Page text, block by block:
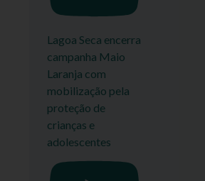
Lagoa Seca encerra
campanha Maio
Laranja com
mobilização pela
proteção de
crianças e
adolescentes